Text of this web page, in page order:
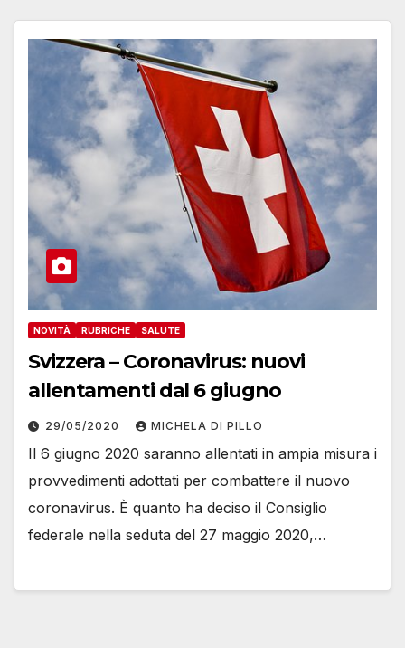
NOVITÀ RUBRICHE SALUTE
Svizzera – Coronavirus: nuovi
allentamenti dal 6 giugno
29/05/2020 MICHELA DI PILLO
Il 6 giugno 2020 saranno allentati in ampia misura i
provvedimenti adottati per combattere il nuovo
coronavirus. È quanto ha deciso il Consiglio
federale nella seduta del 27 maggio 2020,…